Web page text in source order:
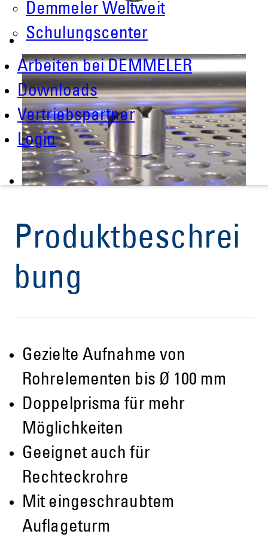
Demmeler Weltweit
Schulungscenter
Arbeiten bei DEMMELER
Downloads
Vertriebspartner
Login
Produktbeschrei
bung
Gezielte Aufnahme von
Rohrelementen bis Ø 100 mm
Doppelprisma für mehr
Möglichkeiten
Geeignet auch für
Rechteckrohre
Mit eingeschraubtem
Auflageturm